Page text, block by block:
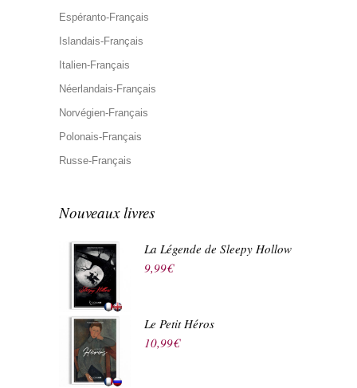
Espéranto-Français
Islandais-Français
Italien-Français
Néerlandais-Français
Norvégien-Français
Polonais-Français
Russe-Français
Nouveaux livres
La Légende de Sleepy Hollow
9,99€
Le Petit Héros
10,99€